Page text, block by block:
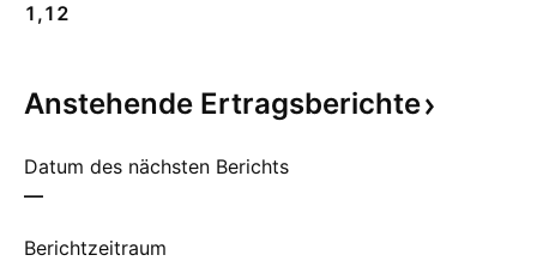
1,12
Anstehende Ertragsberichte
Datum des nächsten Berichts
—
Berichtzeitraum